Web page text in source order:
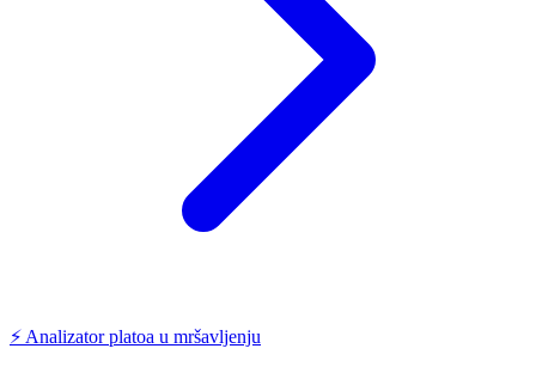
⚡ Analizator platoa u mršavljenju